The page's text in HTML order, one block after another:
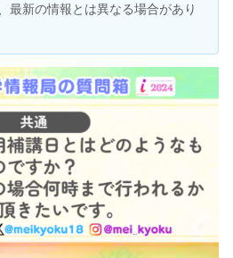
最新の情報とは異なる場合があり